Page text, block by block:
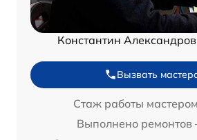
Константин
Вызвать
Стаж работы
Выполнено ремонтов